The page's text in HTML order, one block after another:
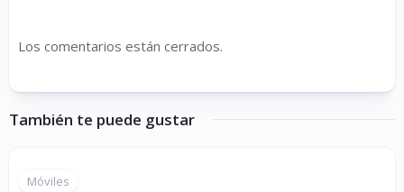
Los comentarios están cerrados.
También te puede gustar
Móviles